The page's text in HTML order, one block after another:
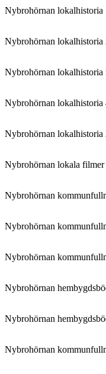
Nybrohörnan lokalhistoria
Nybrohörnan lokalhistoria
Nybrohörnan lokalhistoria
Nybrohörnan lokalhistoria
Nybrohörnan lokalhistoria
Nybrohörnan lokala filmer
Nybrohörnan
Nybrohörnan
Nybrohörnan
Nybrohörnan
Nybrohörnan
Nybrohörnan